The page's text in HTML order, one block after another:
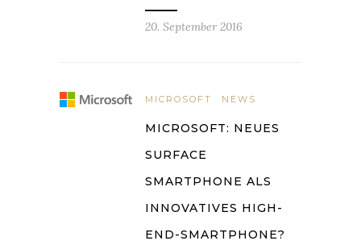
20. September 2016
MICROSOFT NEWS
MICROSOFT: NEUES
SURFACE
SMARTPHONE ALS
INNOVATIVES HIGH-
END-SMARTPHONE?